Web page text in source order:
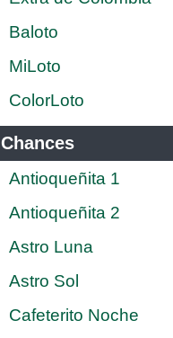
Baloto
MiLoto
ColorLoto
Chances
Antioqueñita 1
Antioqueñita 2
Astro Luna
Astro Sol
Cafeterito Noche